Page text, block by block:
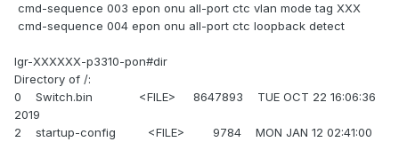
cmd-sequence 003 epon onu all-port ctc vlan mode tag XXX
cmd-sequence 004 epon onu all-port ctc loopback detect
lgr-XXXXXX-p3310-pon#dir
Directory of /:
0 Switch.bin <FILE> 8647893 TUE OCT 22 16:06:36
2019
2 startup-config <FILE> 9784 MON JAN 12 02:41:00